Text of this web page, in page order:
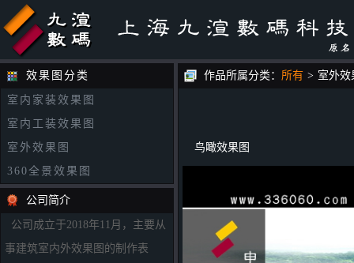
效果图分类
室内家装效果图
室内工装效果图
室外效果图
360全景效果图
公司简介
公司成立于2018年11月，主要从
事建筑室内外效果图的制作表
作品所属分类： 所有 > 室外效
鸟瞰效果图